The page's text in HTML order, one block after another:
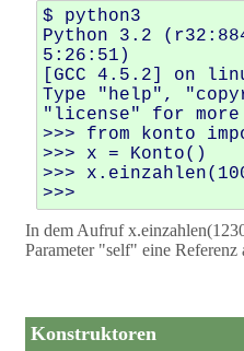
$ python3
Python 3.2
5:26:51)
[GCC 4.5.2] on
Type "help",
"license" for
>>> from konto
>>> x = Konto()
>>>
In dem Aufruf
Parameter "self" eine
Konstruktoren